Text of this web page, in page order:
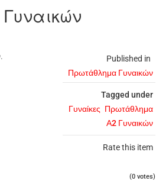
Published in
Πρωτάθλημα Γυναικών
Tagged under
Γυναίκες Πρωτάθλημα
Α2 Γυναικών
Rate this item
(0 votes)